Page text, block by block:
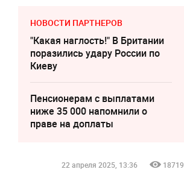
НОВОСТИ ПАРТНЕРОВ
"Какая наглость!" В Британии
поразились удару России по
Киеву
Пенсионерам с выплатами
ниже 35 000 напомнили о
праве на доплаты
22 апреля 2025, 13:36 18719